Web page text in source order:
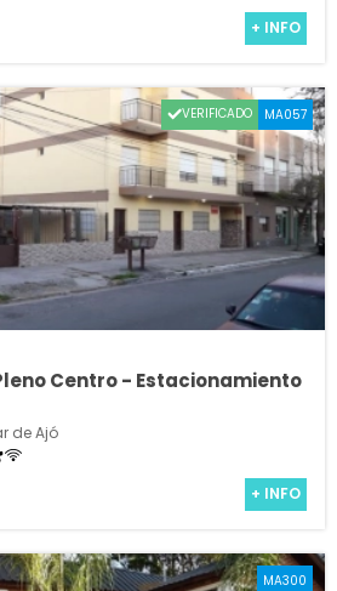
+ INFO
VERIFICADO MA057
Centro - Estacionamiento
de Ajó
+ INFO
MA300